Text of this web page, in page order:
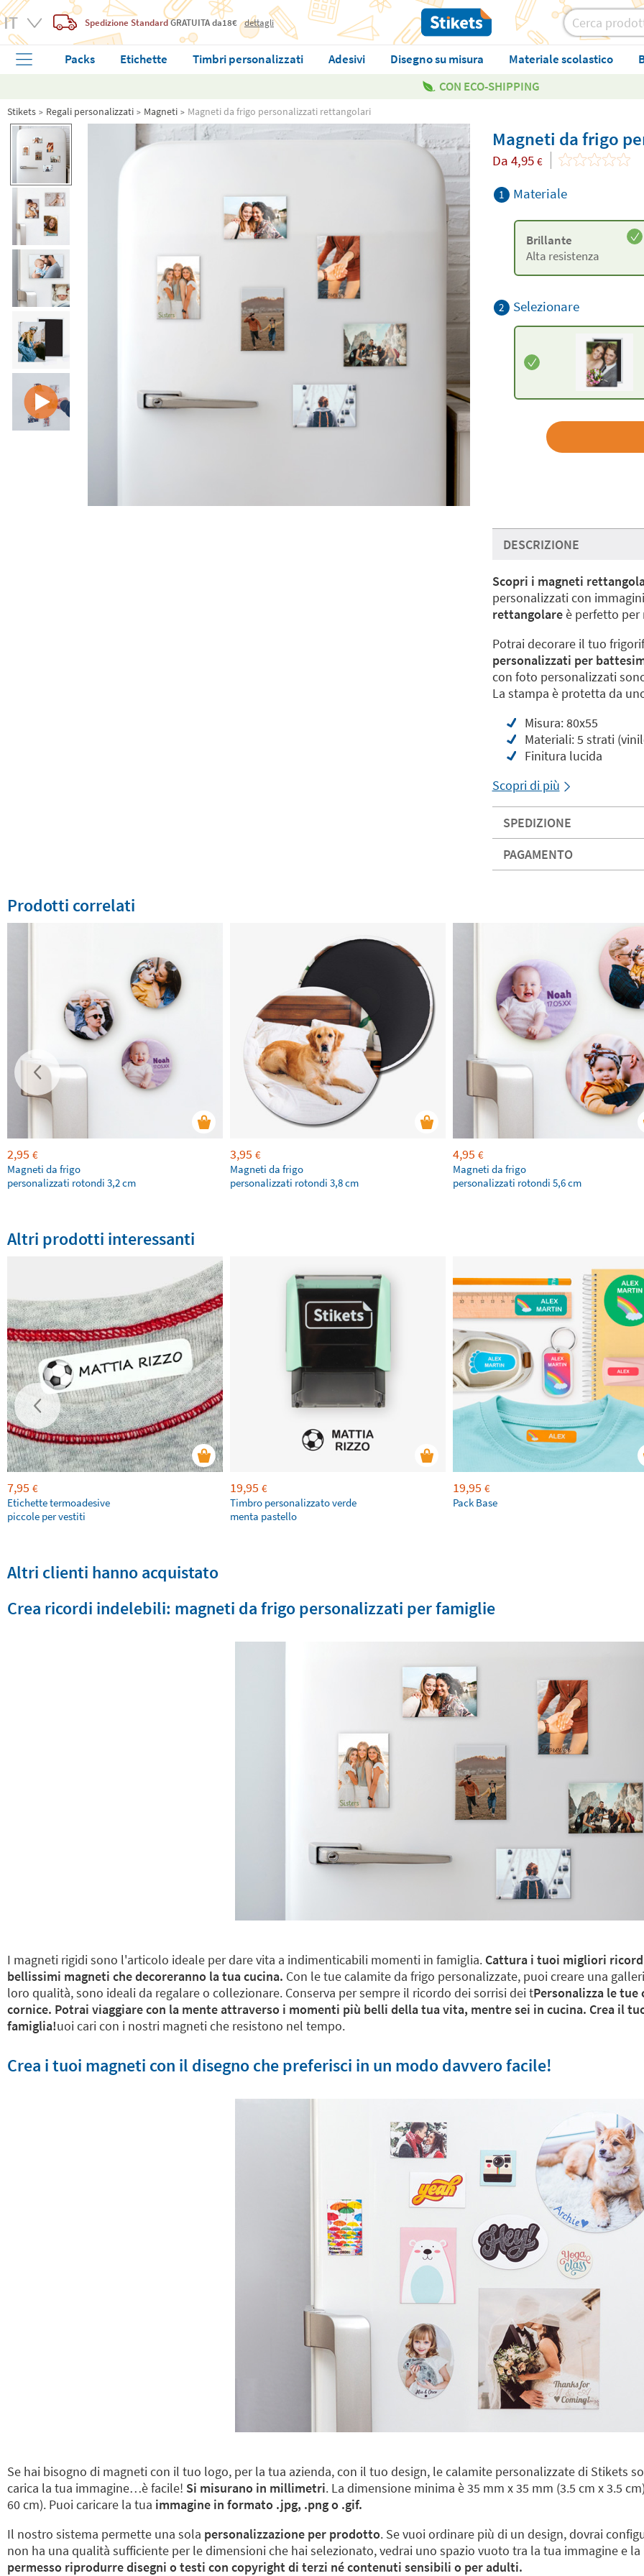
Spedizione StandardGRATUITAda18€ dettagli
Packs Etichette Timbri personalizzati Adesivi Disegno su misura Materiale scolastico
CON ECO-SHIPPING
Stikets Regali personalizzati Magneti Magneti da frigo personalizzati rettangolari
Magneti da frigo
Da 4,95 €
1 Materiale
Brillante
Alta resistenza
2 Selezionare
DESCRIZIONE
Scopri i magneti
personalizzati con
rettangolareè perfetto
Potrai decorare il tuo
personalizzati per
con foto personalizzati
La stampa è protetta da
Misura: 80x55
Materiali: 5 strati
Finitura lucida
Scopri di più
SPEDIZIONE
PAGAMENTO
Prodotti correlati
2,95 €
Magneti da frigo
personalizzati rotondi 3,2 cm
3,95 €
Magneti da frigo
personalizzati rotondi 3,8 cm
4,95 €
Magneti da frigo
personalizzati rotondi 5,6 cm
Altri prodotti interessanti
7,95 €
Etichette termoadesive
piccole per vestiti
19,95 €
Timbro personalizzato verde
menta pastello
19,95 €
Pack Base
Altri clienti hanno acquistato
Crea ricordi indelebili: magneti da frigo personalizzati per famiglie
I magneti rigidi sono l'articolo ideale per dare vita a indimenticabili momenti in famiglia. Cattura i tuoi migliori
bellissimi magneti che decoreranno la tua cucina. Con le tue calamite da frigo personalizzate, puoi creare una
loro qualità, sono ideali da regalare o collezionare. Conserva per sempre il ricordo dei sorrisi dei tPersonalizza le
cornice. Potrai viaggiare con la mente attraverso i momenti più belli della tua vita, mentre sei in cucina. Crea il
famiglia!uoi cari con i nostri magneti che resistono nel tempo.
Crea i tuoi magneti con il disegno che preferisci in un modo davvero facile!
Se hai bisogno di magneti con il tuo logo, per la tua azienda, con il tuo design, le calamite personalizzate di Stikets
carica la tua immagine…è facile! Si misurano in millimetri. La dimensione minima è 35 mm x 35 mm (3.5 cm x 3.5
60 cm). Puoi caricare la tua immagine in formato .jpg, .png o .gif.
Il nostro sistema permette una sola personalizzazione per prodotto. Se vuoi ordinare più di un design, dovrai
non ha una qualità sufficiente per le dimensioni che hai selezionato, vedrai uno spazio vuoto tra la tua immagine e
permesso riprodurre disegni o testi con copyright di terzi né contenuti sensibili o per adulti.